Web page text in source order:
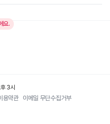
요.
3시
용약관 이메일 무단수집거부